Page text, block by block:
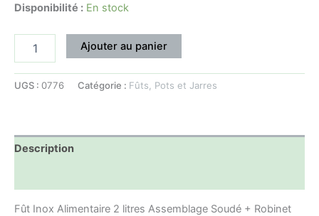
Disponibilité : En stock
Ajouter au panier
UGS : 0776 Catégorie : Fûts, Pots et Jarres
Description
Fût Inox Alimentaire 2 litres Assemblage Soudé + Robinet